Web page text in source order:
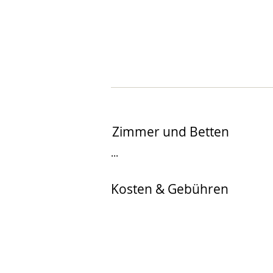
Zimmer und Betten
...
Kosten & Gebühren